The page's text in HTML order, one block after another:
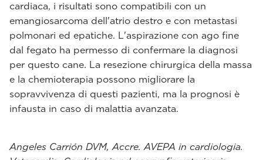
cardiaca, i risultati sono compatibili con un
emangiosarcoma dell'atrio destro e con metastasi
polmonari ed epatiche. L'aspirazione con ago fine
dal fegato ha permesso di confermare la diagnosi
per questo cane. La resezione chirurgica della massa
e la chemioterapia possono migliorare la
sopravvivenza di questi pazienti, ma la prognosi è
infausta in caso di malattia avanzata.
Angeles Carrión DVM, Accre. AVEPA in cardiologia.